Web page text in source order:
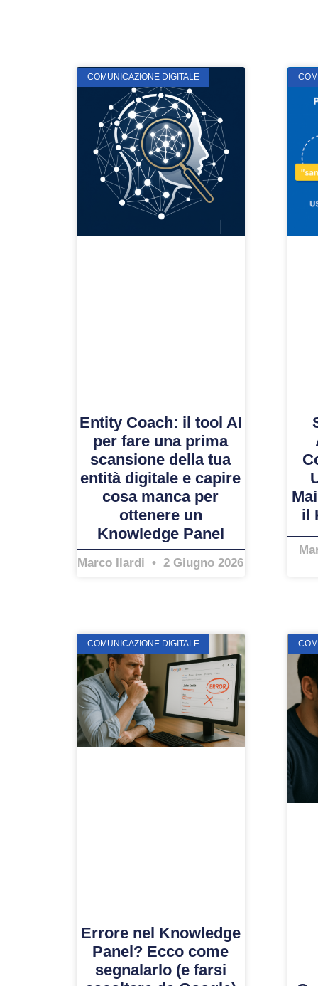
COMUNICAZIONE DIGITALE
Entity Coach: il tool AI
per fare una prima
scansione della tua
entità digitale e capire
cosa manca per
ottenere un
Knowledge Panel
Marco Ilardi 2 Giugno 2026
il
COMUNICAZIONE DIGITALE
Errore nel Knowledge
Panel? Ecco come
segnalarlo (e farsi